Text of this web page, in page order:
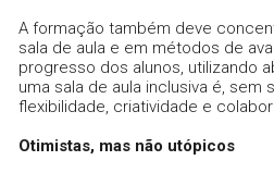
A formação também deve
sala de aula e em métodos de
progresso dos alunos, utilizando
uma sala de aula inclusiva é,
flexibilidade, criatividade e
Otimistas, mas não utópicos